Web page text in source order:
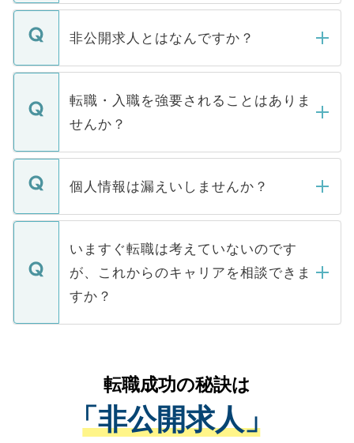
ご登録いただきましたら、弊社担当者がご
登録内容を確認し、その後メールもしくは
ます。通常、5営業日以内にはご連絡をせて
いただきますので、しばらくお待ちくださ
非公開求人とはなんですか？
マイナビDOCTORで取り扱っている求人の
うち約3割は、Webサイトからご覧いただ
けない「非公開求人」です。非公開求人は
下記の理由によって、一般には公開してい
ません。
■応募殺到を避けるため 人気のある医療機
関を公にしてしまうと、応募が殺到する場
に、医療機関が求める条件に合った人材の
みを人材紹介会社に依頼するケースが増え
ています。
転職・入職を強要されることはありま
せんか？
転職・入職を強要することは一切ありませ
ん。また、仮に応募先から内定をいただい
定を承諾する必要はありません。内定先へ
の辞退の連絡はキャリアパートナーが行い
個人情報は漏えいしませんか？
個人情報が漏えいすることはありませんの
で、ご安心ください。当サイトからの登録
などで収集したご登録者様の個人情報は、
ご本人のキャリアアップおよび転職活動の
支援を目的に使用いたします。お預かりし
ているすべての個人データはご本人の許可
は、個人情報の取り扱いについての厳密な
管理基準を満たした事業者のみに付与され
る、プライバシーマークを取得済みです。
いますぐ転職は考えていないのです
が、これからのキャリアを相談できま
すか？
かがいして、現在の医療機関の状況や紹介
経験をまじえながら、適切なアドバイスを
させていただきます。すぐにご転職をされ
ない方には、長期的なサポートが可能です
転職成功の秘訣は
「非公開求人」